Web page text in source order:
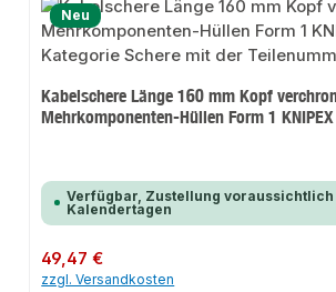
Neu
Kabelschere Länge 160 mm Kopf
Mehrkomponenten-Hüllen Form 1 KNIPEX
Verfügbar, Zustellung voraussichtlich
Kalendertagen
Regulärer Preis:
49,47 €
zzgl. Versandkosten